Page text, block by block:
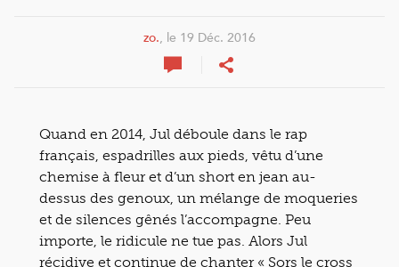
zo., le 19 Déc. 2016
Quand en 2014, Jul déboule dans le rap
français, espadrilles aux pieds, vêtu d’une
chemise à fleur et d’un short en jean au-
dessus des genoux, un mélange de moqueries
et de silences gênés l’accompagne. Peu
importe, le ridicule ne tue pas. Alors Jul
récidive et continue de chanter « Sors le cross